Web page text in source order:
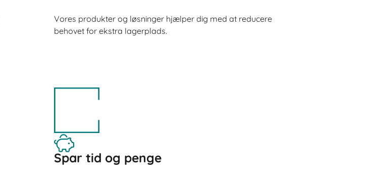
Vores produkter og løsninger hjælper dig med at reducere
behovet for ekstra lagerplads.
Spar tid og penge